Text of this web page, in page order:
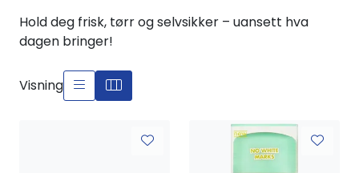
Hold deg frisk, tørr og selvsikker – uansett hva
dagen bringer!
Visning